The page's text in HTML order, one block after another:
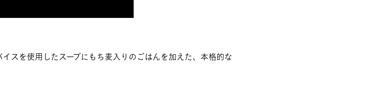
スを使用したスープにもち麦入りのごはんを加えた、本格的な